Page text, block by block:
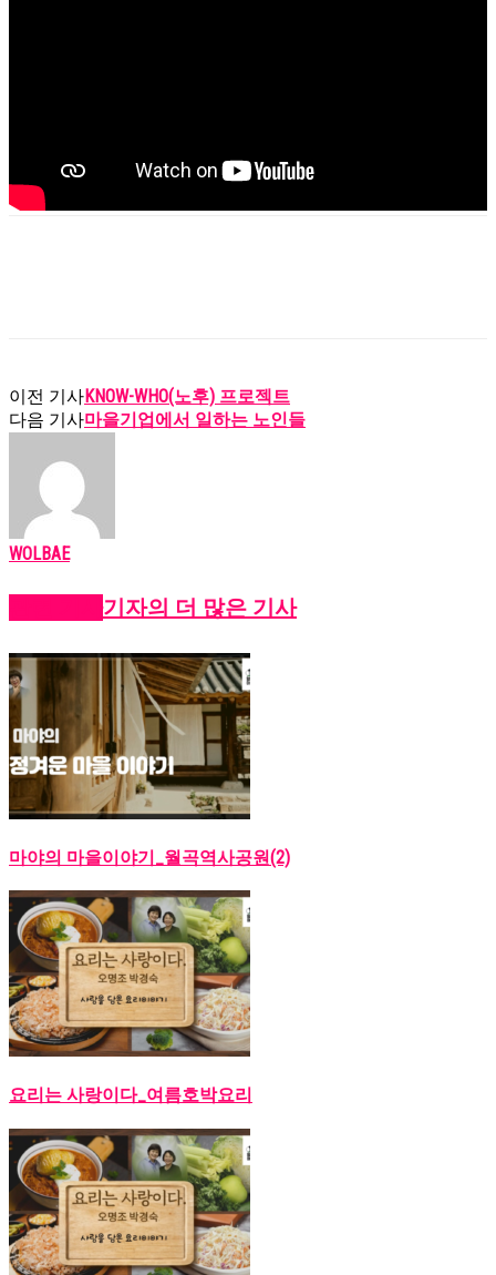
이전 기사KNOW-WHO(노후) 프로젝트
다음 기사마을기업에서 일하는 노인들
WOLBAE
기자의 더 많은 기사
마야의 마을이야기_월곡역사공원(2)
요리는 사랑이다_여름호박요리